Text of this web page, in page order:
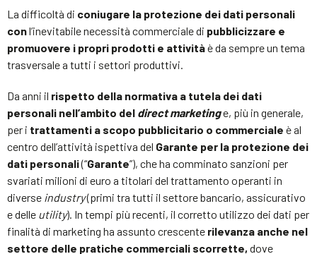
La difficoltà di coniugare la protezione dei dati personali
conl’inevitabile necessità commerciale di pubblicizzare e
promuovere i propri prodotti e attivitàè da sempre un tema
trasversale a tutti i settori produttivi.
Da anni il rispetto della normativa a tutela dei dati
personali nell’ambito del direct marketinge, più in generale,
per i trattamenti a scopo pubblicitario o commerciale è al
centro dell’attività ispettiva del Garante per la protezione dei
dati personali(“Garante”), che ha comminato sanzioni per
svariati milioni di euro a titolari del trattamento operanti in
diverse industry(primi tra tutti il settore bancario, assicurativo
e delle utility). In tempi più recenti, il corretto utilizzo dei dati per
finalità di marketing ha assunto crescente rilevanza anche nel
settore delle pratiche commerciali scorrette, dove